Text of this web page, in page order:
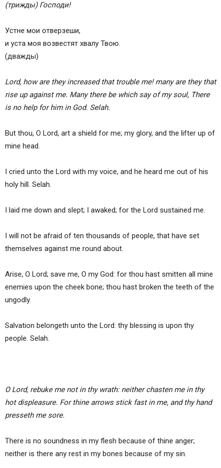
(трижды) Господи!
Устне мои отверзеши,
и уста моя возвестят хвалу Твою.
(дважды)
Lord, how are they increased that trouble me! many are they that
rise up against me. Many there be which say of my soul, There
is no help for him in God. Selah.
But thou, O Lord, art a shield for me; my glory, and the lifter up of
mine head.
I cried unto the Lord with my voice, and he heard me out of his
holy hill. Selah.
I laid me down and slept; I awaked; for the Lord sustained me.
I will not be afraid of ten thousands of people, that have set
themselves against me round about.
Arise, O Lord; save me, O my God: for thou hast smitten all mine
enemies upon the cheek bone; thou hast broken the teeth of the
ungodly.
Salvation belongeth unto the Lord: thy blessing is upon thy
people. Selah.
O Lord, rebuke me not in thy wrath: neither chasten me in thy
hot displeasure. For thine arrows stick fast in me, and thy hand
presseth me sore.
There is no soundness in my flesh because of thine anger;
neither is there any rest in my bones because of my sin.